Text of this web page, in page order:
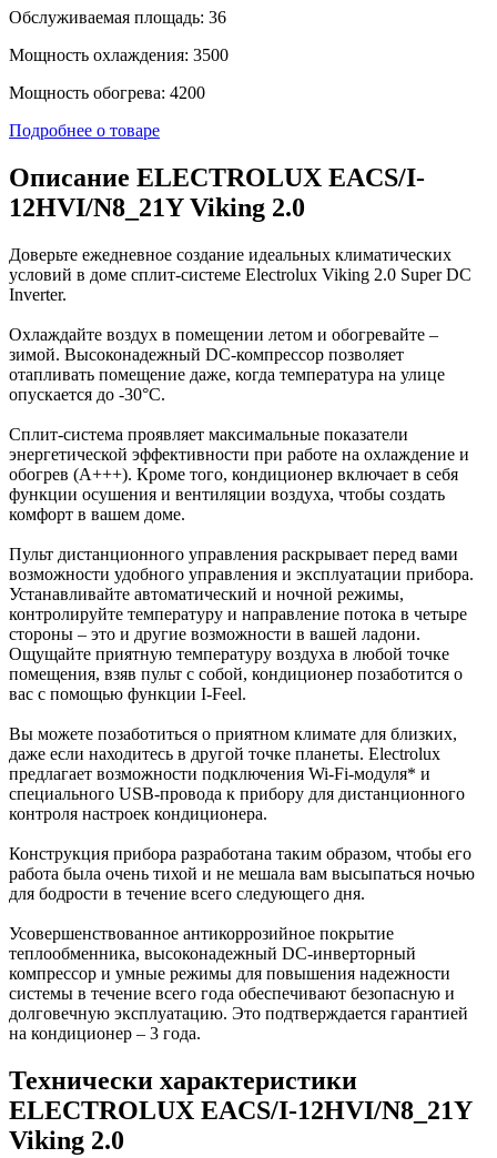
Обслуживаемая площадь: 36
Мощность охлаждения: 3500
Мощность обогрева: 4200
Подробнее о товаре
Описание ELECTROLUX EACS/I-
12HVI/N8_21Y Viking 2.0
Доверьте ежедневное создание идеальных климатических
условий в доме сплит-системе Electrolux Viking 2.0 Super DC
Inverter.
Охлаждайте воздух в помещении летом и обогревайте –
зимой. Высоконадежный DC-компрессор позволяет
отапливать помещение даже, когда температура на улице
опускается до -30°С.
Сплит-система проявляет максимальные показатели
энергетической эффективности при работе на охлаждение и
обогрев (A+++). Кроме того, кондиционер включает в себя
функции осушения и вентиляции воздуха, чтобы создать
комфорт в вашем доме.
Пульт дистанционного управления раскрывает перед вами
возможности удобного управления и эксплуатации прибора.
Устанавливайте автоматический и ночной режимы,
контролируйте температуру и направление потока в четыре
стороны – это и другие возможности в вашей ладони.
Ощущайте приятную температуру воздуха в любой точке
помещения, взяв пульт с собой, кондиционер позаботится о
вас с помощью функции I-Feel.
Вы можете позаботиться о приятном климате для близких,
даже если находитесь в другой точке планеты. Electrolux
предлагает возможности подключения Wi-Fi-модуля* и
специального USB-провода к прибору для дистанционного
контроля настроек кондиционера.
Конструкция прибора разработана таким образом, чтобы его
работа была очень тихой и не мешала вам высыпаться ночью
для бодрости в течение всего следующего дня.
Усовершенствованное антикоррозийное покрытие
теплообменника, высоконадежный DC-инверторный
компрессор и умные режимы для повышения надежности
системы в течение всего года обеспечивают безопасную и
долговечную эксплуатацию. Это подтверждается гарантией
на кондиционер – 3 года.
Технически характеристики
ELECTROLUX EACS/I-12HVI/N8_21Y
Viking 2.0